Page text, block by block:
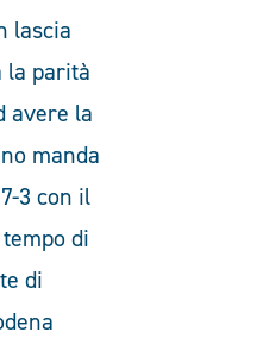
lascia
la parità
avere la
manda
3 con il
di
di